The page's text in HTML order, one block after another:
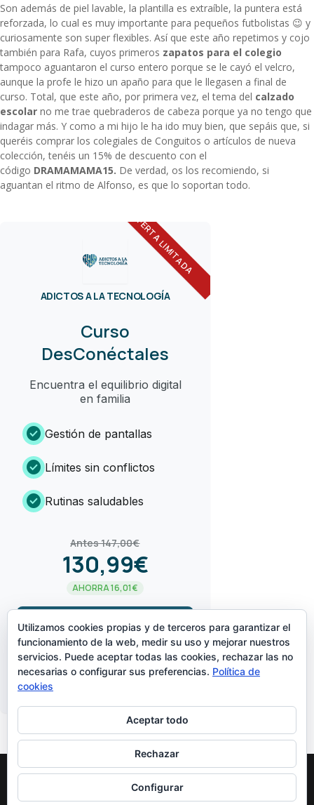
Son además de piel lavable, la plantilla es extraíble, la puntera está
reforzada, lo cual es muy importante para pequeños futbolistas 😉 y
curiosamente son super flexibles. Así que este año repetimos y cojo
también para Rafa, cuyos primeros zapatos para el colegio
tampoco aguantaron el curso entero porque se le cayó el velcro,
aunque la profe le hizo un apaño para que le llegasen a final de
curso. Total, que este año, por primera vez, el tema del calzado
escolar no me trae quebraderos de cabeza porque ya no tengo que
indagar más. Y como a mi hijo le ha ido muy bien, que sepáis que, si
queréis comprar los colegiales de Conguitos o artículos de nueva
colección, tenéis un 15% de descuento con el
código DRAMAMAMA15. De verdad, os los recomiendo, si
aguantan el ritmo de Alfonso, es que lo soportan todo.
OFERTA LIMITADA
ADICTOS A LA TECNOLOGÍA
Curso
DesConéctales
Encuentra el equilibrio digital
en familia
check_circle Gestión de pantallas
check_circle Límites sin conflictos
check_circle Rutinas saludables
Antes 147,00€
130,99€
AHORRA 16,01€
¡LO QUIERO!arrow_forward
CREADO POR
Diseñado PorElegant Themes| Funciona ConWordPress
Utilizamos cookies propias y de terceros para garantizar el
funcionamiento de la web, medir su uso y mejorar nuestros
servicios. Puede aceptar todas las cookies, rechazar las no
necesarias o configurar sus preferencias. Política de
cookies
Aceptar todo
Rechazar
Configurar